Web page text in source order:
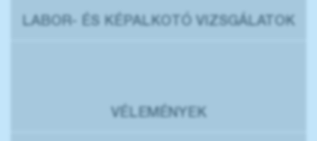
LABOR- ÉS KÉPALKOTÓ VIZSGÁLATOK
VÉLEMÉNYEK